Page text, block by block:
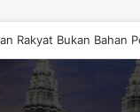
Rakyat Bukan Bahan